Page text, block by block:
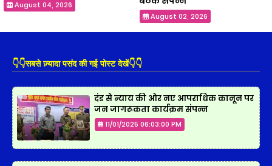
August 04, 2026
August 02, 2026
👇👇सबसे ज़्यादा पसंद की गई पोस्ट देखें👇👇
दंड से न्याय की ओर नए आपराधिक कानून पर
जन जागरूकता कार्यक्रम संपन्न
11/01/2025 06:03:00 PM